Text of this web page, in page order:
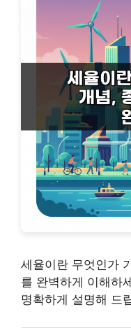
세율이란 무엇인가
를 완벽하게 이해하
명확하게 설명해 드